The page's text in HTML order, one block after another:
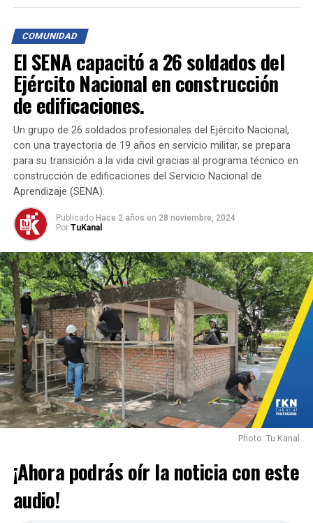
del canino fue multado por permitir que el animal
deambulara sin control en espacios públicos, de acuerdo
con el Artículo 116, numeral 3 de la misma normativa.
Para prevenir el uso indebido de pirotecnia, se ha creado
el Escuadrón Antipólvora, compuesto por agentes
especializados de infancia, adolescencia y carabineros.
Este escuadrón refuerza las labores preventivas y
operativas para evitar la venta y comercialización de
pólvora ilegal en la región.
La Policía Metropolitana de Cúcuta reitera su
compromiso con la seguridad ciudadana y el bienestar
animal.
COMUNIDAD
El SENA capacitó a 26 soldados del
Ejército Nacional en construcción
de edificaciones.
Un grupo de 26 soldados profesionales del Ejército Nacional,
con una trayectoria de 19 años en servicio militar, se prepara
para su transición a la vida civil gracias al programa técnico en
construcción de edificaciones del Servicio Nacional de
Aprendizaje (SENA).
Publicado Hace 2 años en 28 noviembre, 2024
Por TuKanal
Photo: Tu Kanal
¡Ahora podrás oír la noticia con este
audio!